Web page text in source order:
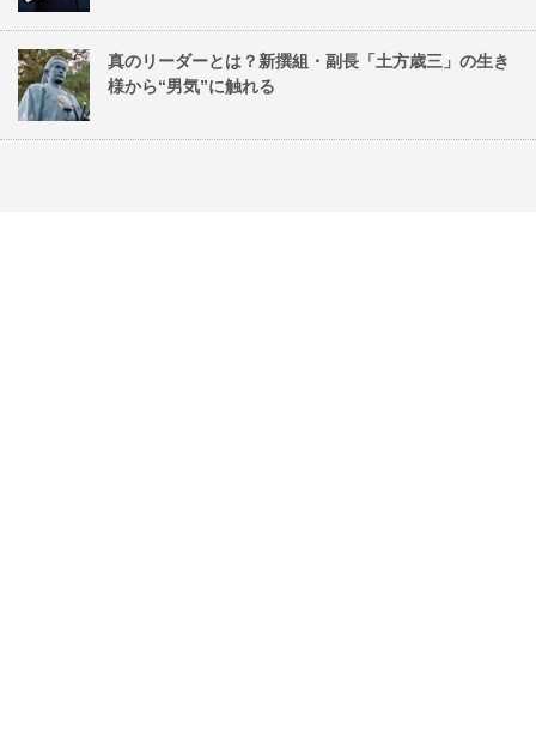
真のリーダーとは？新撰組・副長「土方歳三」の生き
様から“男気”に触れる